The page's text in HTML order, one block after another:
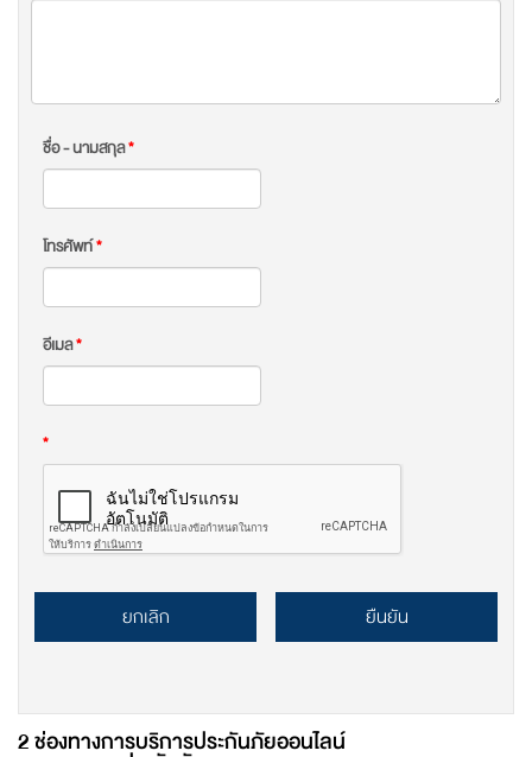
ชื่อ - นามสกุล*
โทรศัพท์*
อีเมล*
*
ยกเลิก ยืนยัน
2 ช่องทางการบริการประกันภัยออนไลน์